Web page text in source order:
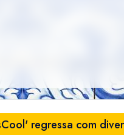
regressa com